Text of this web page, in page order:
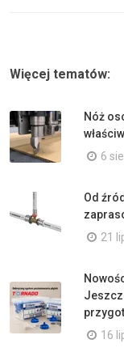
Więcej tematów:
Nóż
6
Od
21
16